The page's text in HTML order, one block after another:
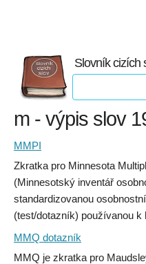
Slovník cizích
m - výpis slov
MMPI
Zkratka pro Minnesota
(Minnesotský inventář
standardizovanou
(test/dotazník) používanou k
MMQ dotazník
MMQ je zkratka pro